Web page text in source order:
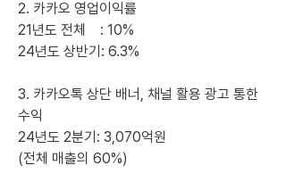
2. 카카오 영업이익률
21년도 전체    : 10%
24년도 상반기: 6.3%
3. 카카오톡 상단 배너, 채널 활용 광고 통한
수익
24년도 2분기: 3,070억원
(전체 매출의 60%)